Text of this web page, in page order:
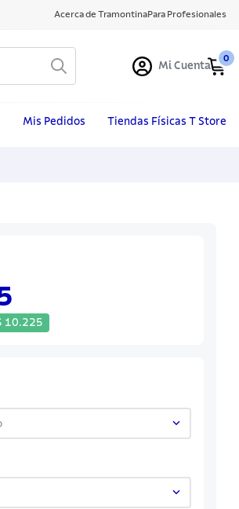
Acerca de TramontinaPara Profesionales
Mi Cuenta
0
Mis Pedidos Tiendas Físicas T Store
10.225